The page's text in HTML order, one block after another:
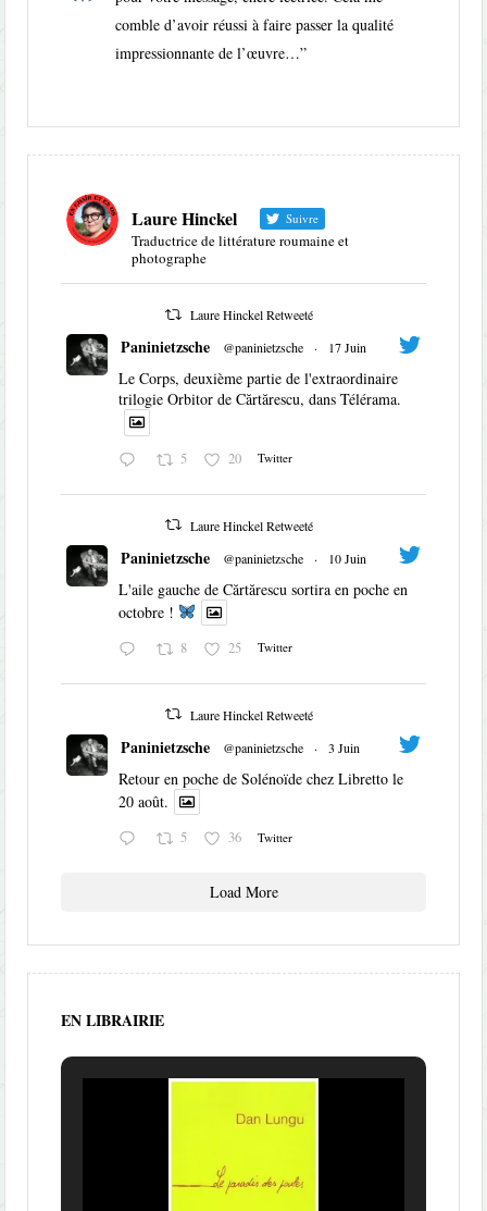
comble d’avoir réussi à faire passer la qualité
impressionnante de l’œuvre…”
Laure Hinckel Suivre
Traductrice de littérature roumaine et
photographe
Laure Hinckel Retweeté
Paninietzsche @paninietzsche · 17 Juin
Le Corps, deuxième partie de l'extraordinaire
trilogie Orbitor de Cărtărescu, dans Télérama.
5 20 Twitter
Laure Hinckel Retweeté
Paninietzsche @paninietzsche · 10 Juin
L'aile gauche de Cărtărescu sortira en poche en
octobre !
8 25 Twitter
Laure Hinckel Retweeté
Paninietzsche @paninietzsche · 3 Juin
Retour en poche de Solénoïde chez Libretto le
20 août.
5 36 Twitter
Load More
EN LIBRAIRIE